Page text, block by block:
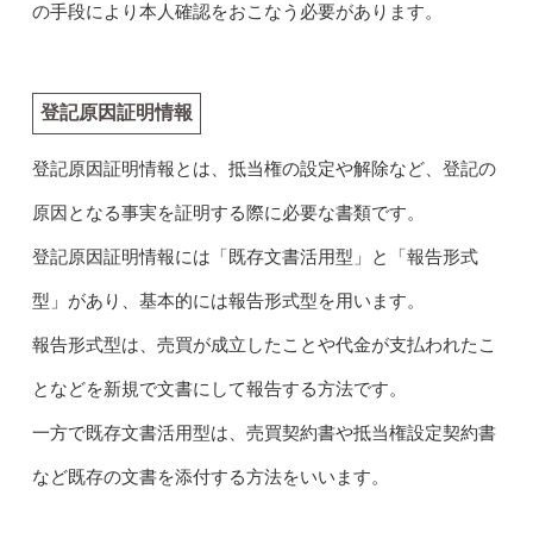
の手段により本人確認をおこなう必要があります。
登記原因証明情報
登記原因証明情報とは、抵当権の設定や解除など、登記の
原因となる事実を証明する際に必要な書類です。
登記原因証明情報には「既存文書活用型」と「報告形式
型」があり、基本的には報告形式型を用います。
報告形式型は、売買が成立したことや代金が支払われたこ
となどを新規で文書にして報告する方法です。
一方で既存文書活用型は、売買契約書や抵当権設定契約書
など既存の文書を添付する方法をいいます。